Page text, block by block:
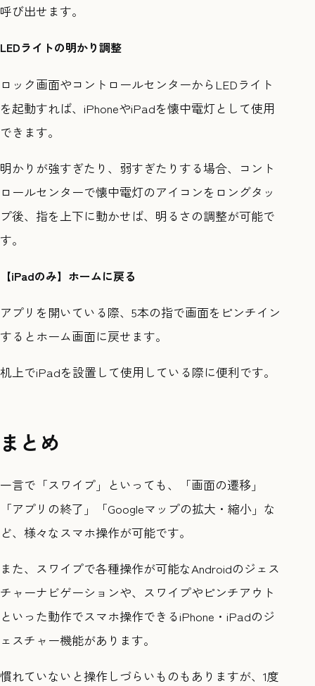
呼び出せます。
LEDライトの明かり調整
ロック画面やコントロールセンターからLEDライト
を起動すれば、iPhoneやiPadを懐中電灯として使用
できます。
明かりが強すぎたり、弱すぎたりする場合、コント
ロールセンターで懐中電灯のアイコンをロングタッ
プ後、指を上下に動かせば、明るさの調整が可能で
す。
【iPadのみ】ホームに戻る
アプリを開いている際、5本の指で画面をピンチイン
するとホーム画面に戻せます。
机上でiPadを設置して使用している際に便利です。
まとめ
一言で「スワイプ」といっても、「画面の遷移」
「アプリの終了」「Googleマップの拡大・縮小」な
ど、様々なスマホ操作が可能です。
また、スワイプで各種操作が可能なAndroidのジェス
チャーナビゲーションや、スワイプやピンチアウト
といった動作でスマホ操作できるiPhone・iPadのジ
ェスチャー機能があります。
慣れていないと操作しづらいものもありますが、1度